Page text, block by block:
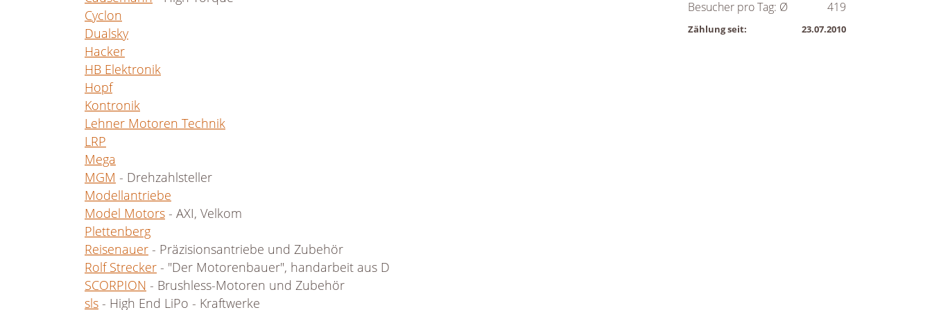
Cyclon
Dualsky
Hacker
HB Elektronik
Hopf
Kontronik
Lehner Motoren Technik
LRP
Mega
MGM - Drehzahlsteller
Modellantriebe
Model Motors - AXI, Velkom
Plettenberg
Reisenauer - Präzisionsantriebe und Zubehör
Rolf Strecker - "Der Motorenbauer", handarbeit aus D
SCORPION - Brushless-Motoren und Zubehör
sls - High End LiPo - Kraftwerke
Besucher pro Tag: Ø 419
Zählung seit: 23.07.2010